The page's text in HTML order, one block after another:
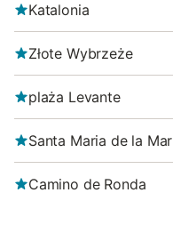
Katalonia
Złote Wybrzeże
plaża Levante
Santa Maria de la Mar
Camino de Ronda